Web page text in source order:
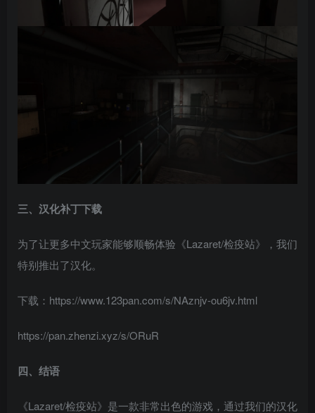
三、汉化补丁下载
为了让更多中文玩家能够顺畅体验《Lazaret/检疫站》，我们
特别推出了汉化。
下载：https://www.123pan.com/s/NAznjv-ou6jv.html
https://pan.zhenzi.xyz/s/ORuR
四、结语
《Lazaret/检疫站》是一款非常出色的游戏，通过我们的汉化